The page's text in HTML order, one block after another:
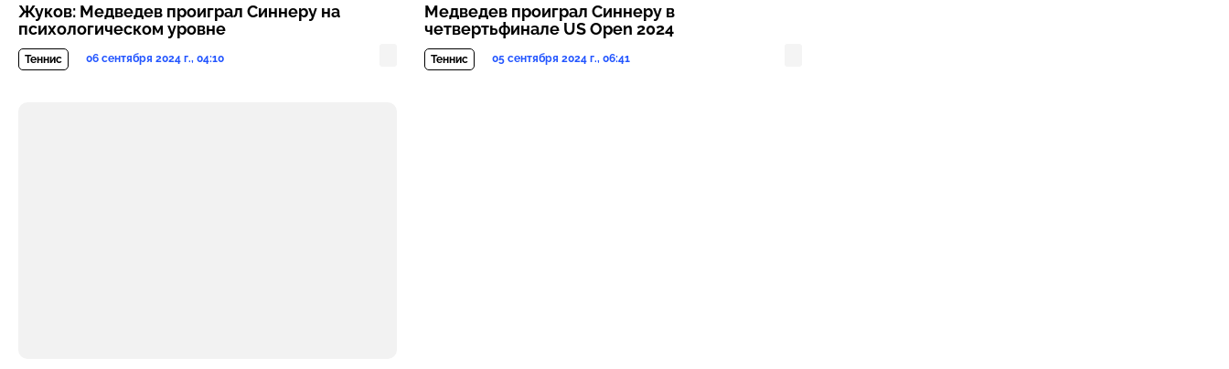
Жуков: Медведев проиграл Синнеру на
психологическом уровне
Теннис 06 сентября 2024 г., 04:10
Медведев проиграл Синнеру в
четвертьфинале US Open 2024
Теннис 05 сентября 2024 г., 06:41